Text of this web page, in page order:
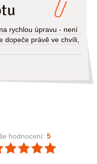
rychlou úpravu - není
dopeče právě ve chvíli,
hodnocení: 5